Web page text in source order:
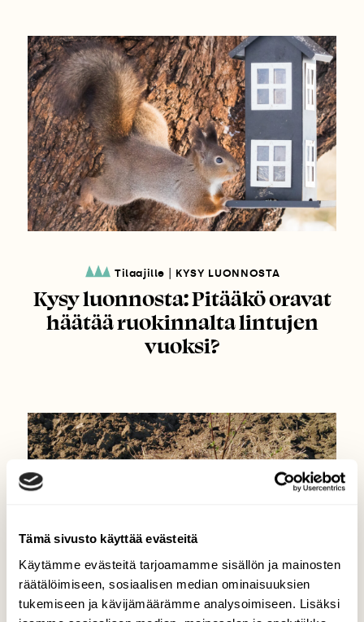
Tämä sivusto käyttää evästeitä
Käytämme evästeitä tarjoamamme sisällön ja mainosten
räätälöimiseen, sosiaalisen median ominaisuuksien
tukemiseen ja kävijämäärämme analysoimiseen. Lisäksi
Tilaajille KYSY LUONNOSTA
Kysy luonnosta: Pitääkö oravat
häätää ruokinnalta lintujen
vuoksi?